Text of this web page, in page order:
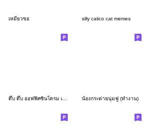
เหมียวขอ silly calico cat memes
ดึ๊บ ดึ๊บ ออฟฟิศซินโดรม เก้า น้องกระต่ายนุ่มฟู (ทำงาน)